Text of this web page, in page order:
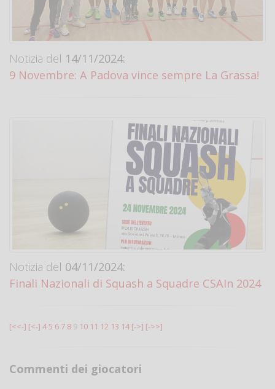
Notizia del 14/11/2024:
9 Novembre: A Padova vince sempre La Grassa!
Notizia del 04/11/2024:
Finali Nazionali di Squash a Squadre CSAIn 2024
[<<-] [<-] 45 6 7 8 9 10 11 12 13 14 [->] [->>]
Commenti dei giocatori